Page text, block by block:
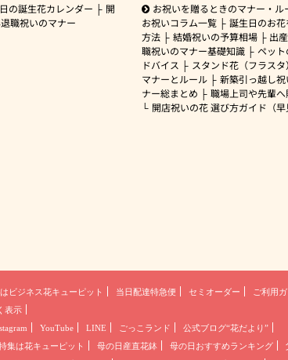
の誕生花カレンダー
開
職祝いのマナー
お祝いを贈るときのマナー・ル
お祝いコラム一覧
誕生日のお
方法
結婚祝いの予算相場 出
職祝いのマナー基礎知識
ペッ
ドバイス
スタンド花（フラス
マナーとルール
新築引っ越し祝
ナー総まとめ
職場上司や先輩
開店祝いの花 選び方ガイド（早
ビジネス花キューピット 当日配達特急便 セミオーダー ご利用
表示
YouTube LINE ごっこランド
公式ブログ“花だより”
集は花キューピット 母の日産直花鉢 母の日おすすめランキング